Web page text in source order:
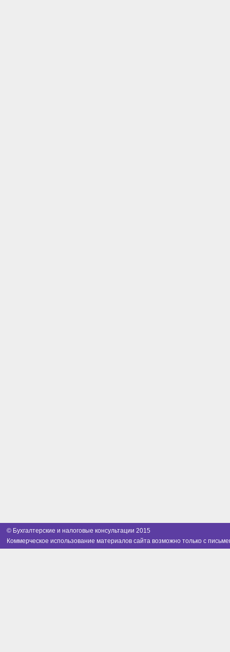
© Бухгалтерские и налоговые консультации 2015
Коммерческое использование материалов сайта возможно только с